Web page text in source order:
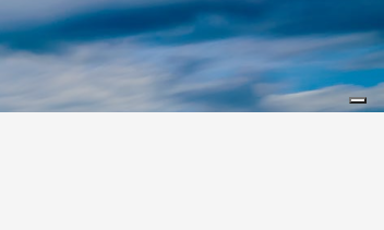
Leaflet|©Koobcamp S.r.l.